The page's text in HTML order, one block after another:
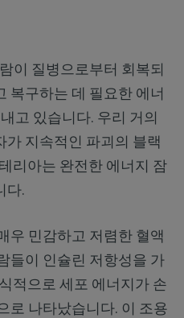
이 질병으로부터 회복되
복구하는 데 필요한 에너
고 있습니다. 우리 거의
가 지속적인 파괴의 블랙
리아는 완전한 에너지 잠
다.
우 민감하고 저렴한 혈액
들이 인슐린 저항성을 가
적으로 세포 에너지가 손
로 나타났습니다. 이 조용